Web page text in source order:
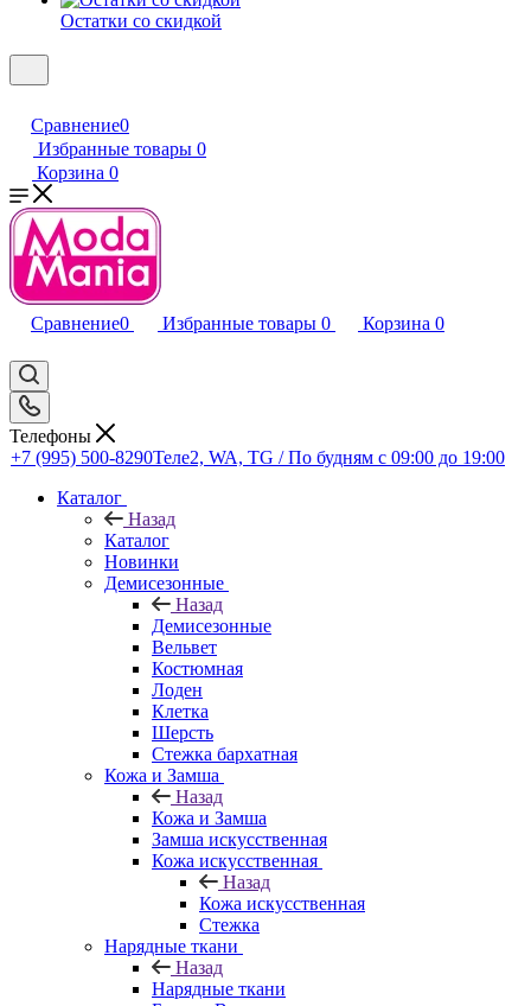
Остатки со скидкой
Сравнение0
Избранные товары 0
Корзина 0
Сравнение0 Избранные товары 0 Корзина 0
Телефоны
+7 (995) 500-8290Теле2, WA, TG / По будням c 09:00 до 19:00
Каталог
Назад
Каталог
Новинки
Демисезонные
Назад
Демисезонные
Вельвет
Костюмная
Лоден
Клетка
Шерсть
Стежка бархатная
Кожа и Замша
Назад
Кожа и Замша
Замша искусственная
Кожа искусственная
Назад
Кожа искусственная
Стежка
Нарядные ткани
Назад
Нарядные ткани